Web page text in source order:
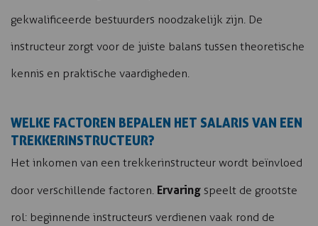
gekwalificeerde bestuurders noodzakelijk zijn. De
instructeur zorgt voor de juiste balans tussen theoretische
kennis en praktische vaardigheden.
WELKE FACTOREN BEPALEN HET SALARIS VAN EEN
TREKKERINSTRUCTEUR?
Het inkomen van een trekkerinstructeur wordt beïnvloed
door verschillende factoren. Ervaring speelt de grootste
rol: beginnende instructeurs verdienen vaak rond de